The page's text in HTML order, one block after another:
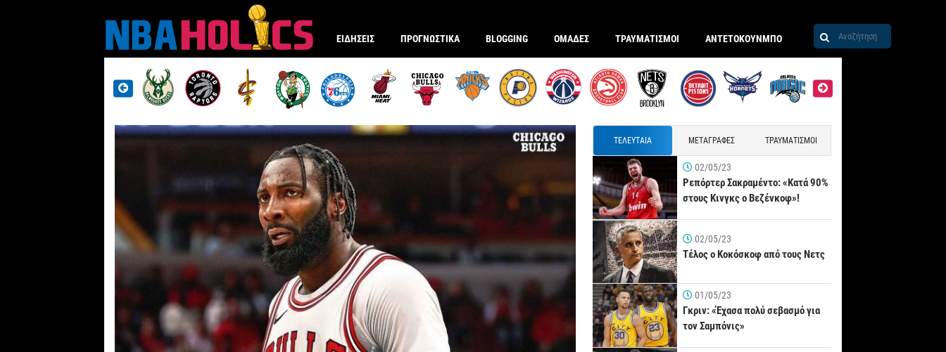
ΕΙΔΗΣΕΙΣ ΠΡΟΓΝΩΣΤΙΚΑ BLOGGING ΟΜΑΔΕΣ ΤΡΑΥΜΑΤΙΣΜΟΙ ΑΝΤΕΤΟΚΟΥΝΜΠΟ
ΤΕΛΕΥΤΑΙΑ ΜΕΤΑΓΡΑΦΕΣ ΤΡΑΥΜΑΤΙΣΜΟΙ
02/05/23
Ρεπόρτερ Σακραμέντο: «Κατά 90%
στους Κινγκς ο Βεζένκοφ»!
02/05/23
Τέλος ο Κοκόσκοφ από τους Νετς
01/05/23
Γκριν: «Έχασα πολύ σεβασμό για
τον Σαμπόνις»